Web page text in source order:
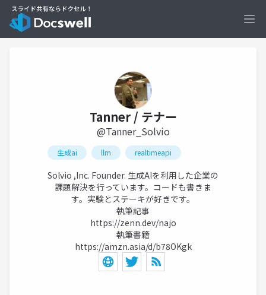
Tanner / テナー
@Tanner_Solvio
生成ai llm realtimeapi
Solvio ,Inc. Founder. 生成AIを利用した企業の
課題解決を行っています。コードも書きま
す。実験とステーキが好きです。
執筆記事
https://zenn.dev/najo
執筆書籍
https://amzn.asia/d/b78OKgk